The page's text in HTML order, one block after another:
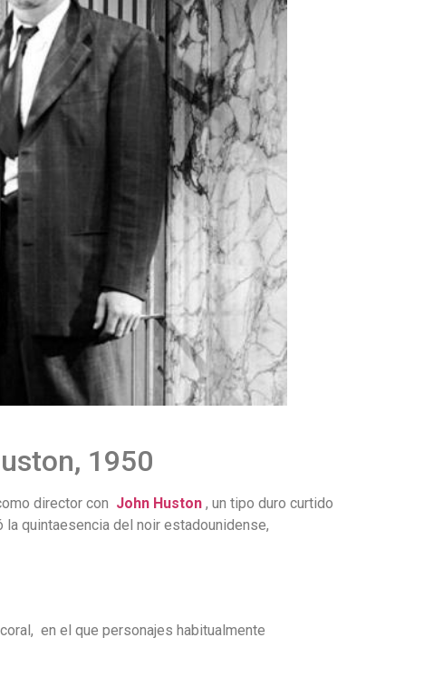
1950
director con John Huston , un tipo duro curtido
quintaesencia del noir estadounidense,
en el que personajes habitualmente